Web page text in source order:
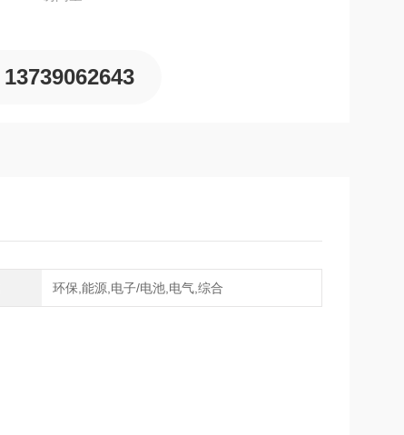
13739062643
环保,能源,电子/电池,电气,综合